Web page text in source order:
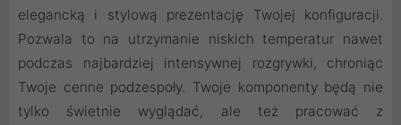
elegancką i stylową prezentację Twojej konfiguracji.
Pozwala to na utrzymanie niskich temperatur nawet
podczas najbardziej intensywnej rozgrywki, chroniąc
Twoje cenne podzespoły. Twoje komponenty będą nie
tylko świetnie wyglądać, ale też pracować z